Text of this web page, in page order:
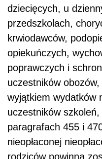
dziecięcych, u
przedszkolach,
krwiodawców,
opiekuńczych,
poprawczych i
uczestników obozów,
wyjątkiem wydatków
uczestników
paragrafach 455 i
nieopłaconej
rodziców powinna